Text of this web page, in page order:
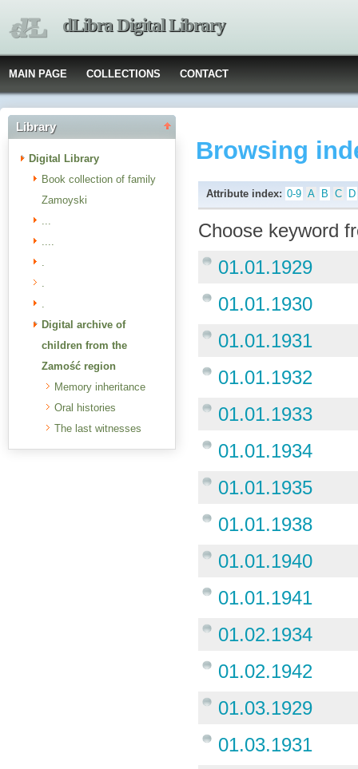
dLibra Digital Library
MAIN PAGE COLLECTIONS CONTACT
Library
Digital Library
Book collection of family
Zamoyski
...
....
.
.
.
Digital archive of
children from the
Zamość region
Memory inheritance
Oral histories
The last witnesses
Browsing
Attribute index: 0-9 A B C D
Choose keyword
01.01.1929
01.01.1930
01.01.1931
01.01.1932
01.01.1933
01.01.1934
01.01.1935
01.01.1938
01.01.1940
01.01.1941
01.02.1934
01.02.1942
01.03.1929
01.03.1931